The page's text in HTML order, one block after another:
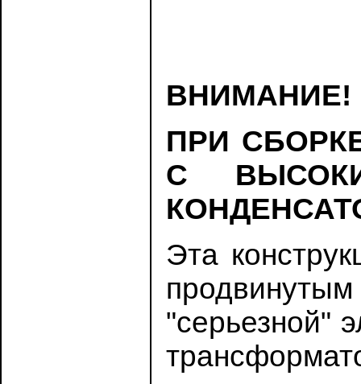
ВНИМАНИЕ!
ПРИ
С
Эта
"серьезной"